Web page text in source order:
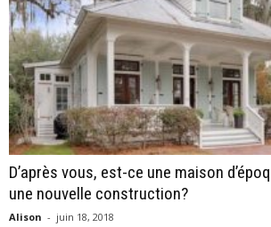
D’après vous, est-ce une maison
une nouvelle construction?
Alison - juin 18, 2018